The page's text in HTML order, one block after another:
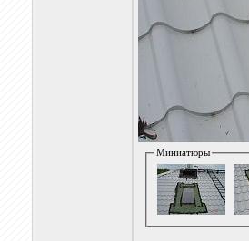
Миниатюры